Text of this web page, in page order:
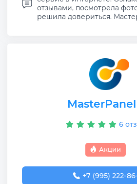
отзывами, посмотрела
решила довериться.
MasterPanel
6
Акции
+7 (995) 222-